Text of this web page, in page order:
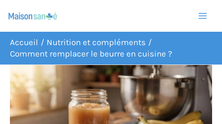
au
contenu
Accueil
Nutrition et compléments
Comment remplacer le beurre en cuisine ?
c
h
e
c